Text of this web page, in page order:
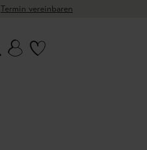
Termin vereinbaren